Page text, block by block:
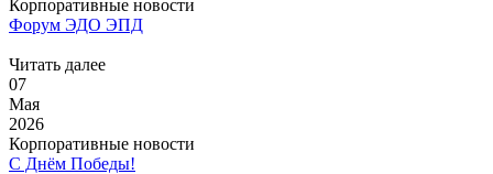
Корпоративные новости
Форум ЭДО ЭПД
Читать далее
07
Мая
2026
Корпоративные новости
С Днём Победы!